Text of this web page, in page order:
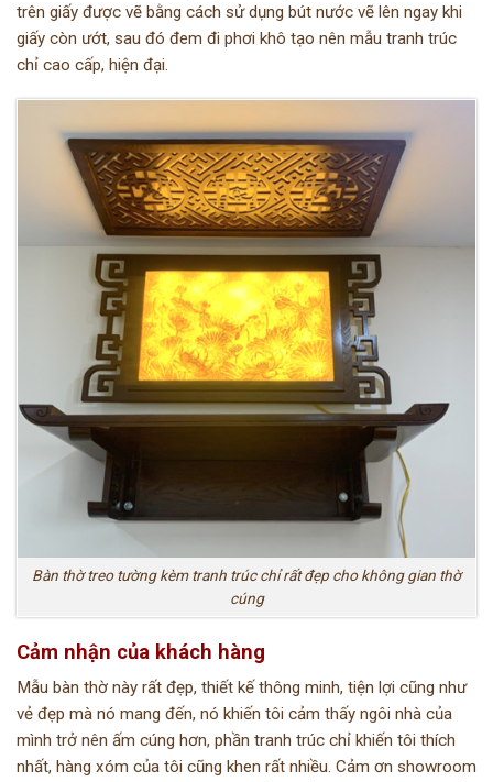
trên giấy được vẽ bằng cách sử dụng bút nước vẽ lên ngay khi
giấy còn ướt, sau đó đem đi phơi khô tạo nên mẫu tranh trúc
chỉ cao cấp, hiện đại.
Bàn thờ treo tường kèm tranh trúc chỉ rất đẹp cho không gian thờ
cúng
Cảm nhận của khách hàng
Mẫu bàn thờ này rất đẹp, thiết kế thông minh, tiện lợi cũng như
vẻ đẹp mà nó mang đến, nó khiến tôi cảm thấy ngôi nhà của
mình trở nên ấm cúng hơn, phần tranh trúc chỉ khiến tôi thích
nhất, hàng xóm của tôi cũng khen rất nhiều. Cảm ơn showroom